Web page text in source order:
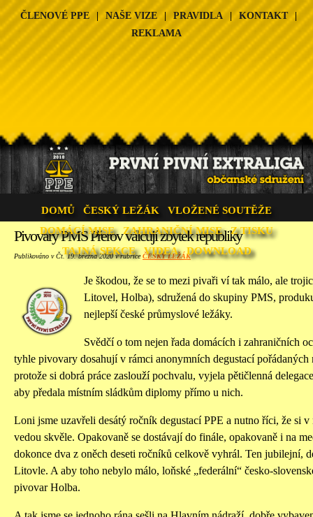
ČLENOVÉ PPE | NAŠE VIZE | PRAVIDLA | KONTAKT |
REKLAMA
DOMŮ ČESKÝ LEŽÁK
VLOŽENÉ SOUTĚŽE
DOMÁCÍ MISE
ZAHRANIČNÍ MISE
Z TISKU
TAJNÁ SEKCE
VIDEA DOWNLOAD
Pivovary PMS Přerov válcují zbytek republiky
Publikováno v Čt. 19. března 2020 v rubriceČESKÝ LEŽÁK
Je škodou, že se to mezi pivaři ví tak málo, ale
Litovel, Holba), sdružená do skupiny PMS,
nejlepší české průmyslové ležáky.
Svědčí o tom nejen řada domácích i zahraničních
tyhle pivovary dosahují v rámci anonymních degustací
protože si dobrá práce zaslouží pochvalu, vyjela pětičlenná
aby předala místním sládkům diplomy přímo u nich.
Loni jsme uzavřeli desátý ročník degustací PPE a nutno říci, že si
vedou skvěle. Opakovaně se dostávají do finále, opakovaně i na
dokonce dva z oněch deseti ročníků celkově vyhrál. Ten jubilejní,
Litovle. A aby toho nebylo málo, loňské „federální“ česko-
pivovar Holba.